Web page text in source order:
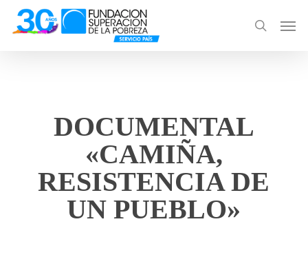
search
Menu
DOCUMENTAL
«CAMIÑA,
RESISTENCIA DE
UN PUEBLO»